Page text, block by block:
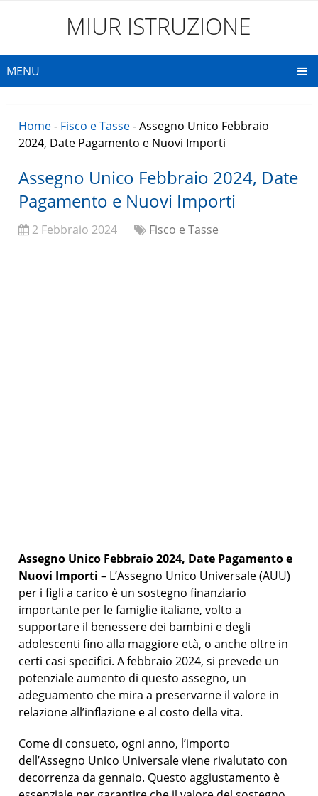
MIUR ISTRUZIONE
MENU
Home- Fisco e Tasse-Assegno Unico Febbraio
2024, Date Pagamento e Nuovi Importi
Assegno Unico Febbraio 2024, Date
Pagamento e Nuovi Importi
2 Febbraio 2024 Fisco e Tasse
Assegno Unico Febbraio 2024, Date Pagamento e
Nuovi Importi – L’Assegno Unico Universale (AUU)
per i figli a carico è un sostegno finanziario
importante per le famiglie italiane, volto a
supportare il benessere dei bambini e degli
adolescenti fino alla maggiore età, o anche oltre in
certi casi specifici. A febbraio 2024, si prevede un
potenziale aumento di questo assegno, un
adeguamento che mira a preservarne il valore in
relazione all’inflazione e al costo della vita.
Come di consueto, ogni anno, l’importo
dell’Assegno Unico Universale viene rivalutato con
decorrenza da gennaio. Questo aggiustamento è